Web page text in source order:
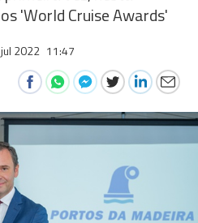
'World Cruise Awards'
2022 11:47